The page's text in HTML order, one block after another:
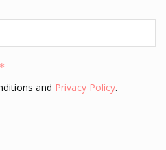
*
and Privacy Policy.